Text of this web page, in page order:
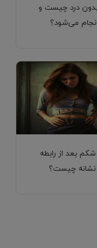
بدون درد چیست و
می‌شود؟
شکم بعد از رابطه
چیست؟